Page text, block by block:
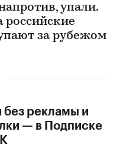
упали.
российские
за рубежом
без рекламы и
— в Подписке